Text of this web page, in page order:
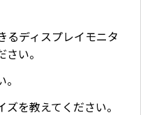
るディスプレイモニタ
い。
を教えてください。